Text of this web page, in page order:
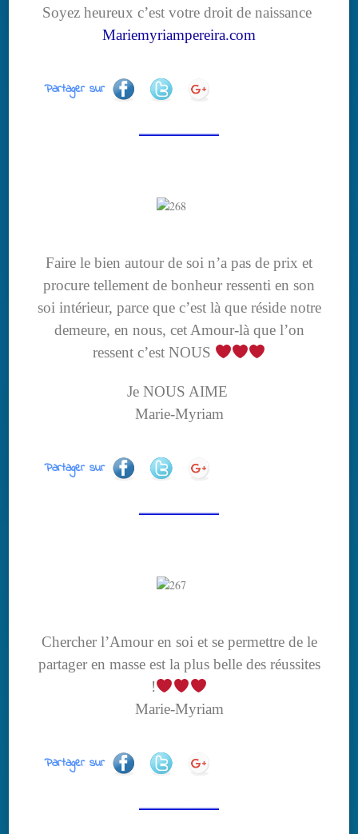
Soyez heureux c’est votre droit de naissance
Mariemyriampereira.com
Partager sur
Faire le bien autour de soi n’a pas de prix et
procure tellement de bonheur ressenti en son
soi intérieur, parce que c’est là que réside notre
demeure, en nous, cet Amour-là que l’on
ressent c’est NOUS
Je NOUS AIME
Marie-Myriam
Partager sur
Chercher l’Amour en soi et se permettre de le
partager en masse est la plus belle des réussites
!
Marie-Myriam
Partager sur